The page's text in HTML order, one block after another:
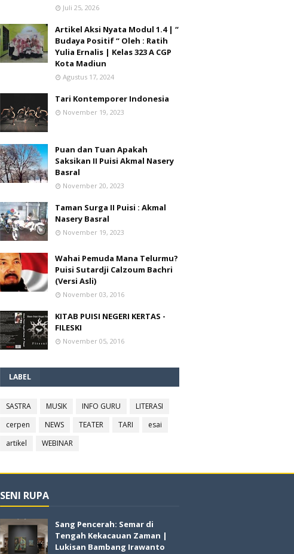
Juli 25, 2026
Artikel Aksi Nyata Modul 1.4 | “
Budaya Positif “ Oleh : Ratih
Yulia Ernalis | Kelas 323 A CGP
Kota Madiun
Agustus 17, 2024
Tari Kontemporer Indonesia
November 19, 2023
Puan dan Tuan Apakah
Saksikan II Puisi Akmal Nasery
Basral
November 20, 2023
Taman Surga II Puisi : Akmal
Nasery Basral
November 19, 2023
Wahai Pemuda Mana Telurmu?
Puisi Sutardji Calzoum Bachri
(Versi Asli)
November 03, 2016
KITAB PUISI NEGERI KERTAS -
FILESKI
November 05, 2016
LABEL
SASTRA MUSIK INFO GURU
LITERASI
cerpen
NEWS TEATER TARI
esai
artikel
WEBINAR
SENI RUPA
Sang Pencerah: Semar di
Tengah Kekacauan Zaman |
Lukisan Bambang Irawanto